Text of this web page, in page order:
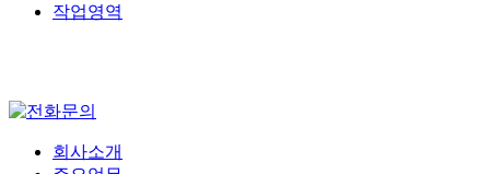
작업영역
회사소개